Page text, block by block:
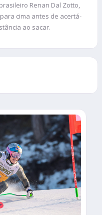
Renan Dal Zotto,
cima antes de acertá-
ao sacar.